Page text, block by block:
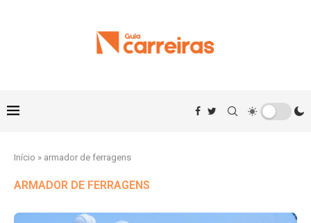
Início » armador de ferragens
ARMADOR DE FERRAGENS